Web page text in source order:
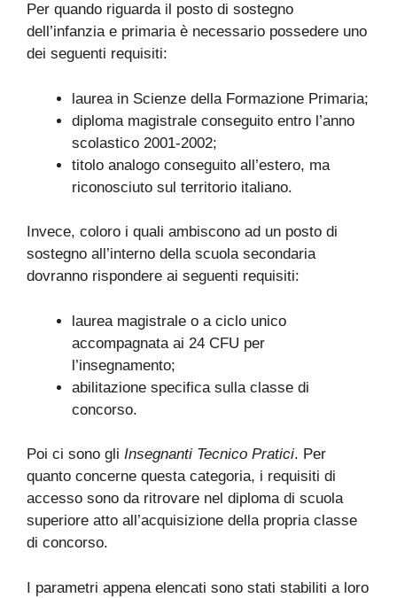
Per quando riguarda il posto di sostegno
dell’infanzia e primaria è necessario possedere uno
dei seguenti requisiti:
laurea in Scienze della Formazione Primaria;
diploma magistrale conseguito entro l’anno
scolastico 2001-2002;
titolo analogo conseguito all’estero, ma
riconosciuto sul territorio italiano.
Invece, coloro i quali ambiscono ad un posto di
sostegno all’interno della scuola secondaria
dovranno rispondere ai seguenti requisiti:
laurea magistrale o a ciclo unico
accompagnata ai 24 CFU per
l’insegnamento;
abilitazione specifica sulla classe di
concorso.
Poi ci sono gli Insegnanti Tecnico Pratici. Per
quanto concerne questa categoria, i requisiti di
accesso sono da ritrovare nel diploma di scuola
superiore atto all’acquisizione della propria classe
di concorso.
I parametri appena elencati sono stati stabiliti a loro